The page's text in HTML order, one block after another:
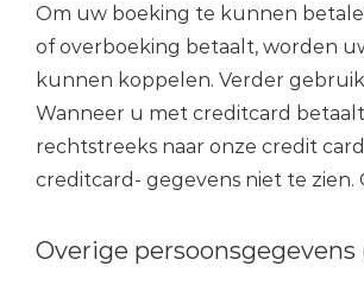
Om uw boeking te kunnen
of overboeking betaalt, worden
kunnen koppelen. Verder
Wanneer u met creditcard
rechtstreeks naar onze credit
creditcard- gegevens niet te
Overige persoonsgegevens